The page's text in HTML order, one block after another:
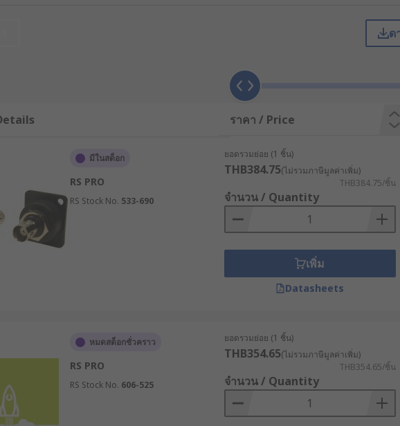
อมต่อสายโคแอกเซียลเข้ากับอุปกรณ์อิเล็กทรอนิกส์ต่าง ๆ โดยสามารถส่งสัญญาณ
หัว BNC, หัว SMA, หัว N-type และ หัว TNC ซึ่งแต่ละแบบมีคุณสมบัติเฉพาะตัวที่
ปลั๊ก Coaxial
Frequency) เข้าด้วยกัน โดยช่วยให้การส่งสัญญาณมีความเสถียรและมีประสิทธิ
คือช่องเสียบที่ประกอบด้วยตัวนำภายในและตัวนำภายนอกที่แยกจากกันด้วย
เป็นอย่างดี
ลั๊ก Coaxial ที่ได้รับความนิยมมาก โดย BNC คือ หัวต่อที่มีกลไกการล็อกแบบ
กจะติดตั้งอยู่บนอุปกรณ์ ส่วนตัวผู้จะอยู่ที่ปลายสายเคเบิล
ยและการรบกวนจากภายนอก แม้จะเป็นสัญญาณความถี่สูงก็ตาม
าย เช่น หัว TNC ที่เหมาะสำหรับการใช้งานภายนอกอาคาร
ทุกรูปแบบ เช่น ขั้วต่อ SMA สำหรับงานที่ต้องการความถี่สูง หรือหัวต่อ N Type สำ
มั่นคง ลดปัญหาการหลุดหลวมระหว่างการใช้งาน
ใช้งานน้อย
ด
ราคา / Price
มีในสต็อก
RS PRO
RS Stock No. 533-690
ยอดรวมย่อย (1 ชิ้น)
THB384.75(ไม่รวมภาษีมูลค่าเพิ่ม)
THB384.75/ชิ้น
จำนวน / Quantity
เพิ่ม
Datasheets
หมดสต็อกชั่วคราว
RS PRO
RS Stock No. 606-525
ยอดรวมย่อย (1 ชิ้น)
THB354.65(ไม่รวมภาษีมูลค่าเพิ่ม)
THB354.65/ชิ้น
จำนวน / Quantity